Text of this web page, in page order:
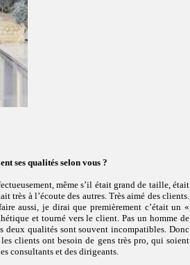
ses qualités selon vous ?
même s’il était grand de taille, était
très à l’écoute des autres. Très aimé des clients.
aussi, je dirai que premièrement c’était un «
et tourné vers le client. Pas un homme de
deux qualités sont souvent incompatibles. Donc
clients ont besoin de gens très pro, qui soient
consultants et des dirigeants.